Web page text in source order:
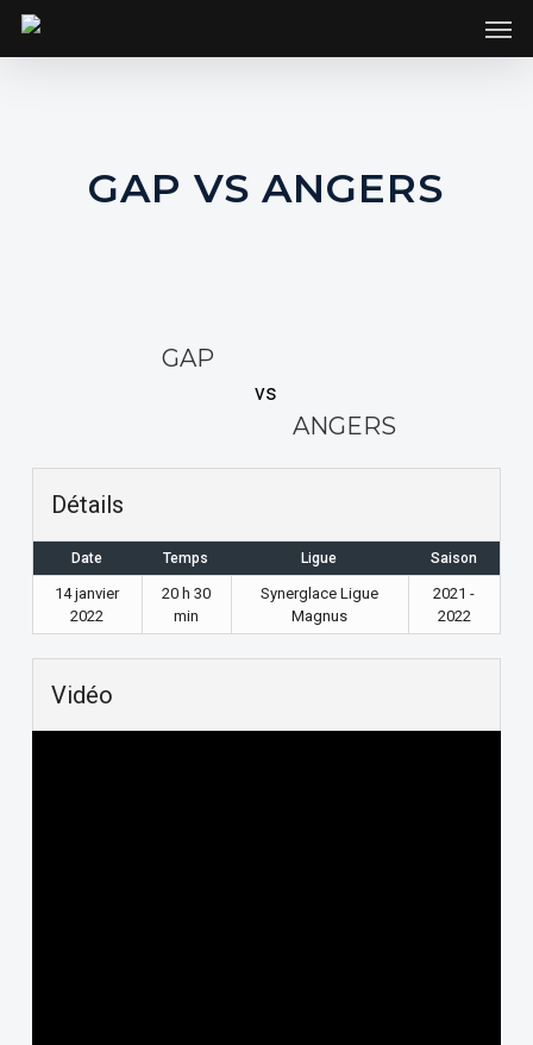
SKIP
GAP VS ANGERS
GAP
vs
ANGERS
Détails
Date Temps Ligue Saison
14 janvier
2022
20 h 30
min
Synerglace Ligue
Magnus
2021 -
2022
Vidéo